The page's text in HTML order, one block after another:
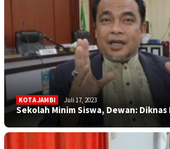
KOTA JAMBI Juli 17, 2023
Sekolah Minim Siswa, Dewan: